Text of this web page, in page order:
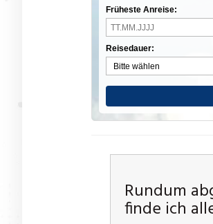
Früheste Anreise:
Reisedauer:
Rundum
finde ich